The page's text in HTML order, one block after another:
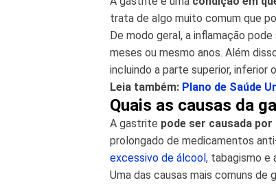
trata de algo muito comum que
De modo geral, a inflamação
meses ou mesmo anos. Além
incluindo a parte superior,
Leia também: Plano de Saúde
Quais as causas da
A gastrite pode ser causada
prolongado de medicamentos
excessivo de álcool, tabagismo e
Uma das causas mais comuns